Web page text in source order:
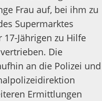
Frau auf, bei ihm zu
Supermarktes
Jährigen zu Hilfe
Die
an die Polizei und
Ermittlungen